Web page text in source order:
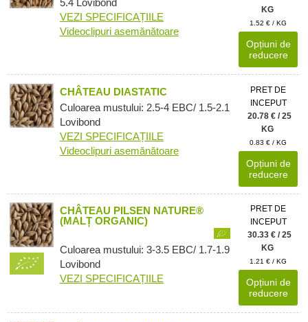
5.4 Lovibond
VEZI SPECIFICAȚIILE
Videoclipuri asemănătoare
KG
1.52 € / KG
Opțiuni de
reducere
CHÂTEAU DIASTATIC
Culoarea mustului: 2.5-4 EBC/ 1.5-2.1
Lovibond
VEZI SPECIFICAȚIILE
Videoclipuri asemănătoare
PRET DE
INCEPUT
20.78 € / 25
KG
0.83 € / KG
Opțiuni de
reducere
CHÂTEAU PILSEN NATURE®
(MALȚ ORGANIC)
Culoarea mustului: 3-3.5 EBC/ 1.7-1.9
Lovibond
VEZI SPECIFICAȚIILE
PRET DE
INCEPUT
30.33 € / 25
KG
1.21 € / KG
Opțiuni de
reducere